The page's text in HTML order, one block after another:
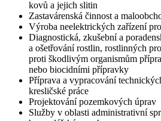
kovů a jejich slitin
Zastavárenská činnost a
Výroba neelektrických zařízení
Diagnostická, zkušební a
a ošetřování rostlin, rostlinných
proti škodlivým organismům
nebo biocidními přípravky
Příprava a vypracování
kresličské práce
Projektování pozemkových úprav
Služby v oblasti administrativní